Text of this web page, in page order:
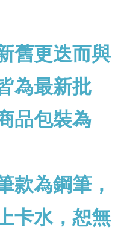
舊更迭而與
為最新批
品包裝為
款為鋼筆，
卡水，恕無